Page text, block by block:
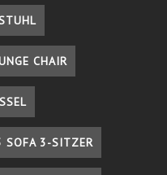
CHAIR
SOFA 3-SITZER